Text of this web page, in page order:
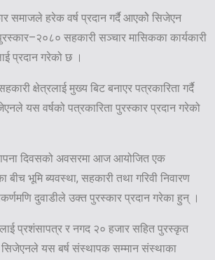
समाजले हरेक वर्ष प्रदान गर्दै आएकोे सिजेएन
सहकारी सञ्चार मासिकका कार्यकारी
प्रदान गरेको छ ।
क्षेत्रलाई मुख्य बिट बनाएर पत्रकारिता गर्दै
यस वर्षको पत्रकारिता पुरस्कार प्रदान गरेको
दिवसको अवसरमा आज आयोजित एक
भूमि ब्यवस्था, सहकारी तथा गरिवी निवारण
दुवाडीले उक्त पुरस्कार प्रदान गरेका हुन् ।
प्रशंसापत्र र नगद २० हजार सहित पुरस्कृत
यस बर्ष संस्थापक सम्मान संस्थाका